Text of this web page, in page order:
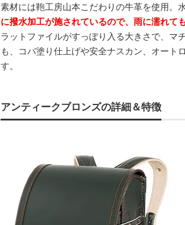
素材には鞄工房山本こだわりの牛革を使用。
に撥水加工が施されているので、雨に濡れて
ラットファイルがすっぽり入る大きさで、マ
も、コバ塗り仕上げや安全ナスカン、オート
す。
アンティークブロンズの詳細＆特徴